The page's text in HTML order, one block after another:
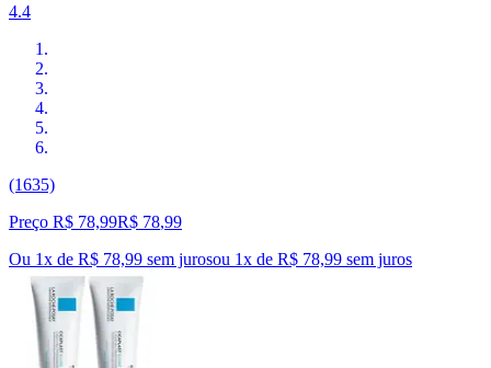
4.4
(1635)
Preço R$ 78,99R$ 78,99
Ou 1x de R$ 78,99 sem jurosou 1x de R$ 78,99 sem juros